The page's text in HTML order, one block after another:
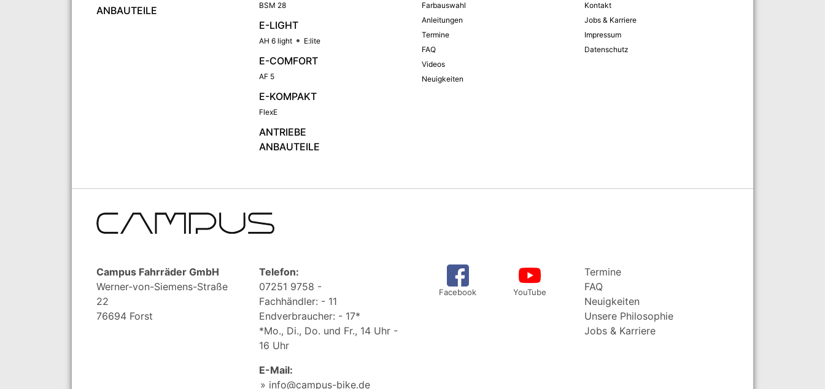
ANBAUTEILE
BSM 28
E-LIGHT
AH 6 light E:lite
E-COMFORT
AF 5
E-KOMPAKT
FlexE
ANTRIEBE
ANBAUTEILE
Farbauswahl
Anleitungen
Termine
FAQ
Videos
Neuigkeiten
Kontakt
Jobs & Karriere
Impressum
Datenschutz
Campus Fahrräder GmbH
Werner-von-Siemens-Straße
22
76694 Forst
Telefon:
07251 9758 -
Fachhändler: - 11
Endverbraucher: - 17*
*Mo., Di., Do. und Fr., 14 Uhr -
16 Uhr
E-Mail:
info@campus-bike.de
Facebook YouTube
Termine
FAQ
Neuigkeiten
Unsere Philosophie
Jobs & Karriere